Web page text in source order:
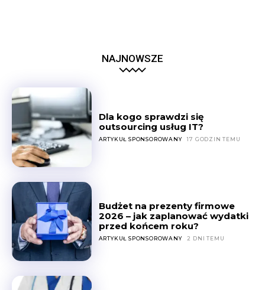
NAJNOWSZE
Dla kogo sprawdzi się
outsourcing usług IT?
ARTYKUŁ SPONSOROWANY 17 GODZIN TEMU
Budżet na prezenty firmowe
2026 – jak zaplanować wydatki
przed końcem roku?
ARTYKUŁ SPONSOROWANY 2 DNI TEMU